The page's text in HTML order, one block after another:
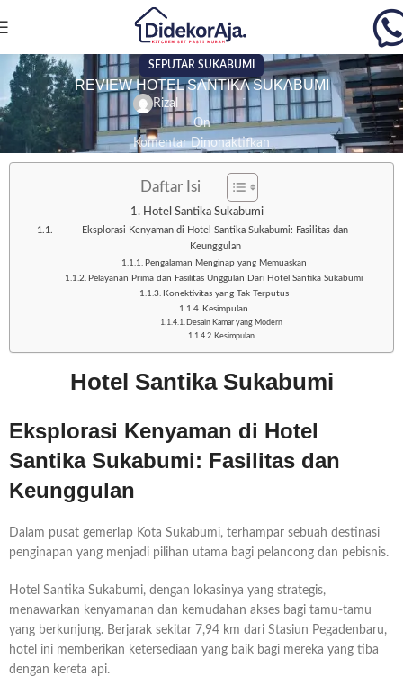
SEPUTAR SUKABUMI
REVIEW HOTEL SANTIKA SUKABUMI
Rizal
On
Komentar Dinonaktifkan
Daftar Isi
Hotel Santika Sukabumi
Eksplorasi Kenyaman di Hotel Santika Sukabumi: Fasilitas dan
Keunggulan
Pengalaman Menginap yang Memuaskan
Pelayanan Prima dan Fasilitas Unggulan Dari Hotel Santika Sukabumi
Konektivitas yang Tak Terputus
Kesimpulan
Desain Kamar yang Modern
Kesimpulan
Hotel Santika Sukabumi
Eksplorasi Kenyaman di Hotel
Santika Sukabumi: Fasilitas dan
Keunggulan
Dalam pusat gemerlap Kota Sukabumi, terhampar sebuah destinasi
penginapan yang menjadi pilihan utama bagi pelancong dan pebisnis.
Hotel Santika Sukabumi, dengan lokasinya yang strategis,
menawarkan kenyamanan dan kemudahan akses bagi tamu-tamu
yang berkunjung. Berjarak sekitar 7,94 km dari Stasiun Pegadenbaru,
hotel ini memberikan ketersediaan yang baik bagi mereka yang tiba
dengan kereta api.